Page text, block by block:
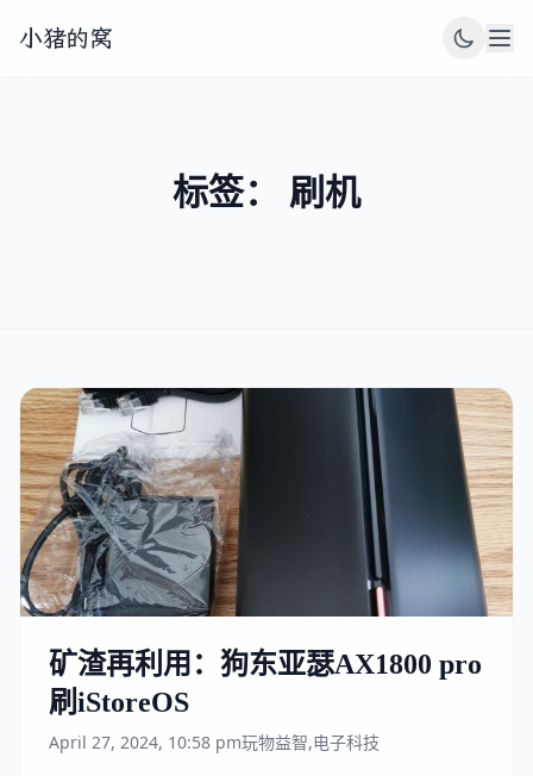
小猪的窝
标签： 刷机
矿渣再利用：狗东亚瑟AX1800 pro
刷iStoreOS
April 27, 2024, 10:58 pm玩物益智,电子科技